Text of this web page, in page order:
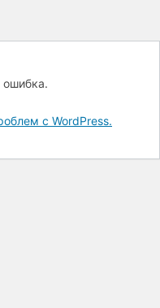
ошибка.
с WordPress.